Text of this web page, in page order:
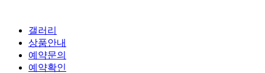
갤러리
상품안내
예약문의
예약확인